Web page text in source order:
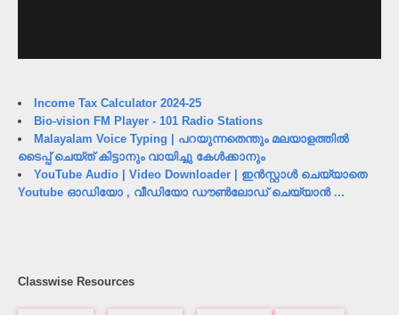
Income Tax Calculator 2024-25
Bio-vision FM Player - 101 Radio Stations
Malayalam Voice Typing | പറയുന്നതെന്തും മലയാളത്തിൽ
ടൈപ്പ് ചെയ്ത് കിട്ടാനും വായിച്ചു കേൾക്കാനും
YouTube Audio | Video Downloader | ഇൻസ്റ്റാൾ ചെയ്യാതെ
Youtube ഓഡിയോ , വീഡിയോ ഡൗൺലോഡ് ചെയ്യാൻ ...
Classwise Resources